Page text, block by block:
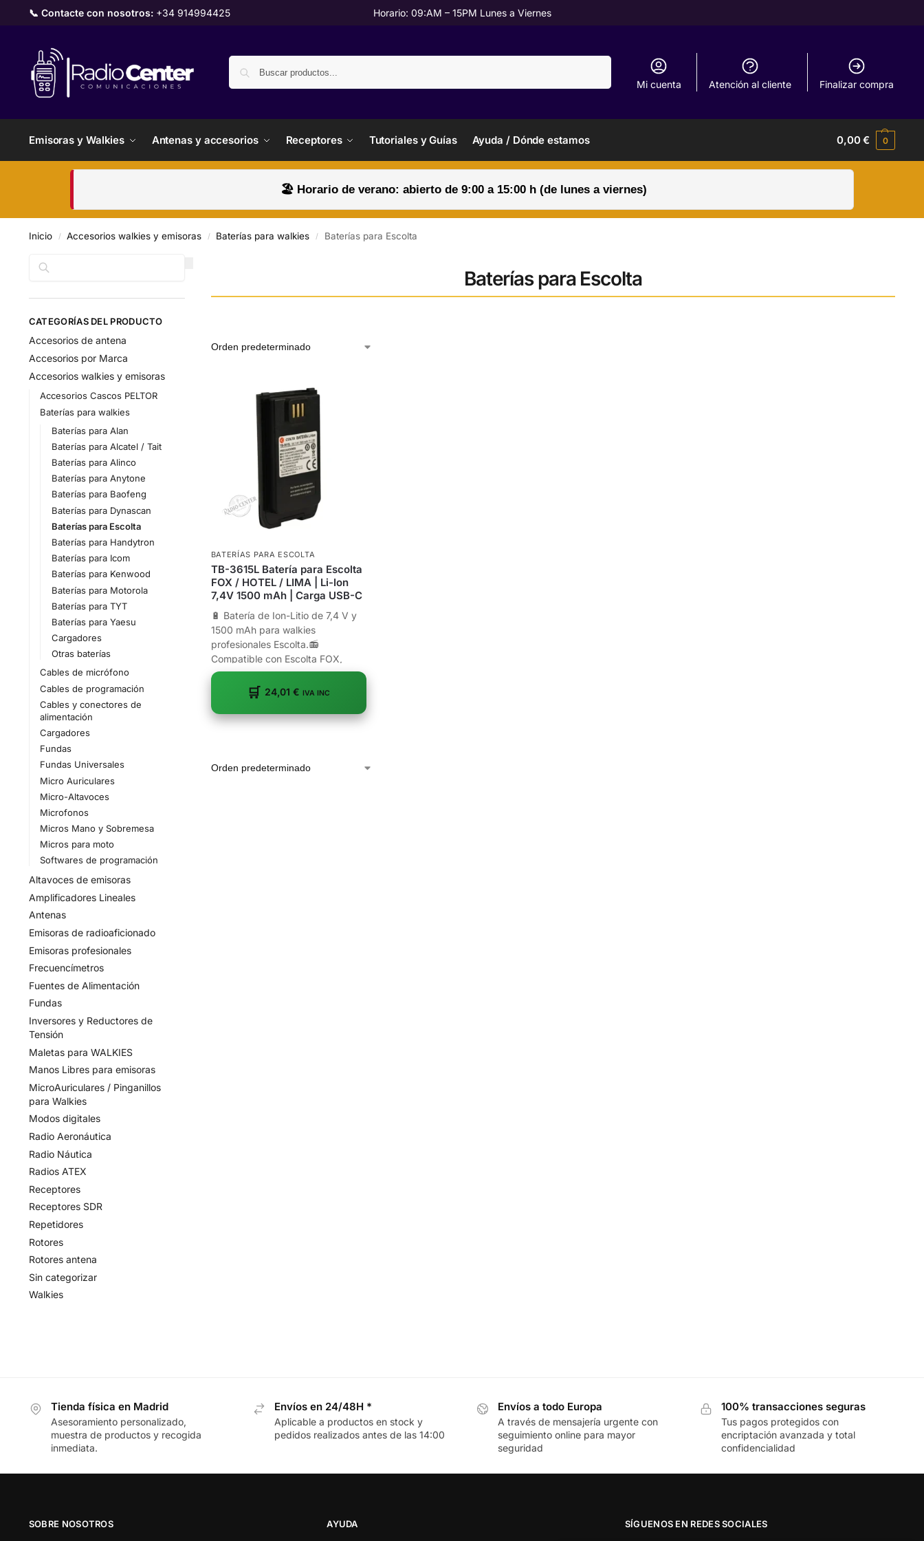
📞 Contacte con nosotros: +34 914994425 Horario: 09:AM – 15PM Lunes a Viernes
Mi cuenta Atención al cliente Finalizar compra
Emisoras y Walkies Antenas y accesorios Receptores Tutoriales y Guías Ayuda / Dónde estamos 0,00€ 0
🏖️ Horario de verano: abierto de 9:00 a 15:00 h (de lunes a viernes)
Inicio / Accesorios walkies y emisoras / Baterías para walkies / Baterías para Escolta
Baterías para Escolta
BATERÍAS PARA ESCOLTA
TB-3615L Batería para Escolta
FOX / HOTEL / LIMA | Li-Ion
7,4V 1500 mAh | Carga USB-C
🔋 Batería de Ion-Litio de 7,4 V y
1500 mAh para walkies
profesionales Escolta.📻
Compatible con Escolta FOX,
HOTEL y...
24,01€ IVA INC
CATEGORÍAS DEL PRODUCTO
Accesorios de antena
Accesorios por Marca
Accesorios walkies y emisoras
Accesorios Cascos PELTOR
Baterías para walkies
Baterías para Alan
Baterías para Alcatel / Tait
Baterías para Alinco
Baterías para Anytone
Baterías para Baofeng
Baterías para Dynascan
Baterías para Escolta
Baterías para Handytron
Baterías para Icom
Baterías para Kenwood
Baterías para Motorola
Baterías para TYT
Baterías para Yaesu
Cargadores
Otras baterías
Cables de micrófono
Cables de programación
Cables y conectores de
alimentación
Cargadores
Fundas
Fundas Universales
Micro Auriculares
Micro-Altavoces
Microfonos
Micros Mano y Sobremesa
Micros para moto
Softwares de programación
Altavoces de emisoras
Amplificadores Lineales
Antenas
Emisoras de radioaficionado
Emisoras profesionales
Frecuencímetros
Fuentes de Alimentación
Fundas
Inversores y Reductores de
Tensión
Maletas para WALKIES
Manos Libres para emisoras
MicroAuriculares / Pinganillos
para Walkies
Modos digitales
Radio Aeronáutica
Radio Náutica
Radios ATEX
Receptores
Receptores SDR
Repetidores
Rotores
Rotores antena
Sin categorizar
Walkies
Tienda física en Madrid
Asesoramiento personalizado,
muestra de productos y recogida
inmediata.
Envíos en 24/48H *
Aplicable a productos en stock y
pedidos realizados antes de las 14:00
Envíos a todo Europa
A través de mensajería urgente con
seguimiento online para mayor
seguridad
100% transacciones seguras
Tus pagos protegidos con
encriptación avanzada y total
confidencialidad
SOBRE NOSOTROS AYUDA SÍGUENOS EN REDES SOCIALES